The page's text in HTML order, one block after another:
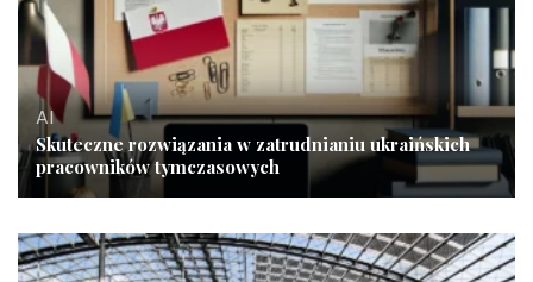
AI
Skuteczne rozwiązania w zatrudnianiu ukraińskich
pracowników tymczasowych